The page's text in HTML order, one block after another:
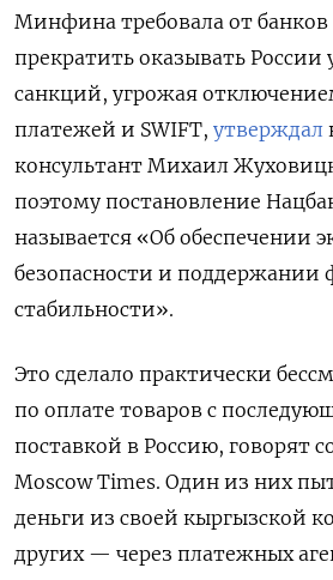
Минфина требовала от банков
прекратить оказывать России
санкций, угрожая
платежей и SWIFT, утверждал
консультант Михаил
поэтому постановление
называется «Об обеспечении
безопасности и поддержании
стабильности».
Это сделало практически
по оплате товаров с
поставкой в Россию, говорят
Moscow Times. Один из них
деньги из своей кыргызской
других — через платежных